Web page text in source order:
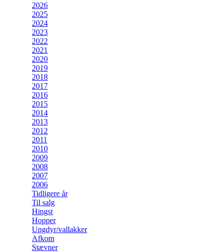
2026
2025
2024
2023
2022
2021
2020
2019
2018
2017
2016
2015
2014
2013
2012
2011
2010
2009
2008
2007
2006
Tidligere år
Til salg
Hingst
Hopper
Ungdyr/vallakker
Afkom
Stævner